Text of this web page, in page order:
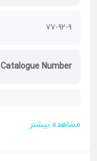
77-92-9
Catalogue Number
مشاهده بیشتر